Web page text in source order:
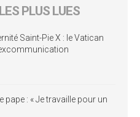
PLUS LUES
Saint-Pie X : le Vatican
pape : « Je travaille pour un